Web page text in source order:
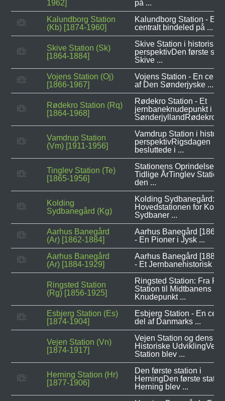
1962]
på ...
Kalundborg Station
(Kb) [1874-1960]
Kalundborg Station - Et
centralt bindeled på ...
Skive Station (Sk)
[1864-1884]
Skive Station i historisk
perspektivDen første
Skive ...
Vojens Station (Oj)
[1866-1967]
Vojens Station - En
af Den Sønderjyske ...
Rødekro Station (Rq)
[1864-1968]
Rødekro Station - Et
jernbaneknudepunkt i
SønderjyllandRødekro ...
Vamdrup Station
(Vm) [1911-1956]
Vamdrup Station i
perspektivRigsdagen
besluttede i ...
Tinglev Station (Te)
[1865-1956]
Stationens Oprindelse og
Tidlige ÅrTinglev
den ...
Kolding
Sydbanegård (Kg)
Kolding Sydbanegård:
Hovedstationen for
Sydbaner ...
Aarhus Banegård
(Ar) [1862-1884]
Aarhus Banegård [1862-
- En Pioner i Jysk ...
Aarhus Banegård
(Ar) [1884-1929]
Aarhus Banegård [1884-
- Et Jernbanehistorisk ...
Ringsted Station
(Rg) [1856-1925]
Ringsted Station: Fra
Station til Midtbanens
Knudepunkt ...
Esbjerg Station (Es)
[1874-1904]
Esbjerg Station - En
del af Danmarks ...
Vejen Station (Vn)
[1874-1917]
Vejen Station og dens
Historiske
Station blev ...
Herning Station (Hr)
[1877-1906]
Den første station i
HerningDen første
Herning blev ...